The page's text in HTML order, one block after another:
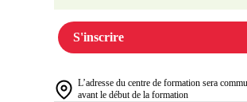
S'inscrire
L’adresse du centre de formation sera
avant le début de la formation